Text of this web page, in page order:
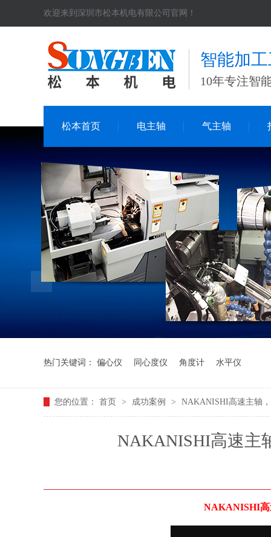
欢迎来到深圳市松本机电有限公司官网！
智能加
10年专注智
松本首页 电主轴 气主轴
热门关键词： 偏心仪 同心度仪 角度计 水平仪
您的位置： 首页 > 成功案例 > NAKANISHI高速主轴
NAKANISHI高速主
NAKANISHI高